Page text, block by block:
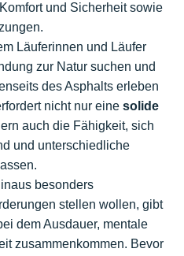
und Sicherheit sowie
Läuferinnen und Läufer
zur Natur suchen und
des Asphalts erleben
nicht nur eine solide
auch die Fähigkeit, sich
und unterschiedliche
besonders
stellen wollen, gibt
dem Ausdauer, mentale
zusammenkommen. Bevor